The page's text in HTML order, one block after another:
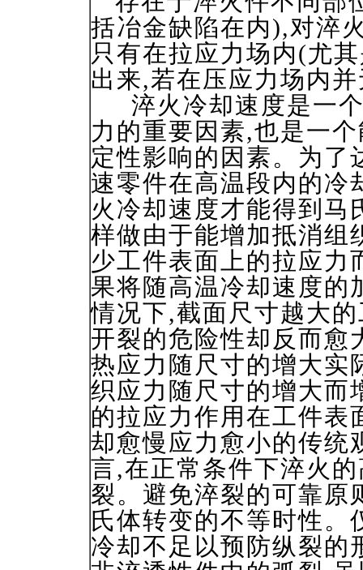
括冶金缺陷在内),对淬
只有在拉应力场内(尤
出来,若在压应力场内
淬火冷却速度是一个
力的重要因素,也是一
定性影响的因素。为了
速零件在高温段内的冷
火冷却速度才能得到马
样做由于能增加抵消组
少工件表面上的拉应力
果将随高温冷却速度的
情况下,截面尺寸越大
开裂的危险性却反而愈
热应力随尺寸的增大实
织应力随尺寸的增大而
的拉应力作用在工件表
却愈慢应力愈小的传统
言,在正常条件下淬火
裂。避免淬裂的可靠原
氏体转变的不等时性。
冷却不足以预防纵裂的